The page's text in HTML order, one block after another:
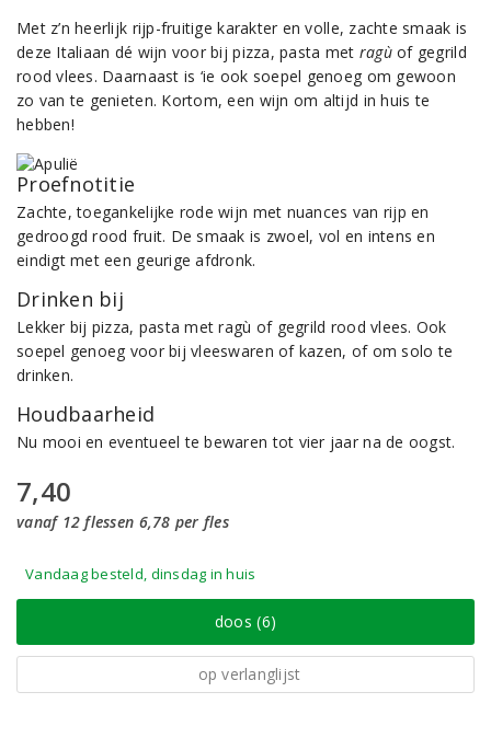
Met z’n heerlijk rijp-fruitige karakter en volle, zachte smaak is
deze Italiaan dé wijn voor bij pizza, pasta met ragùof gegrild
rood vlees. Daarnaast is ‘ie ook soepel genoeg om gewoon
zo van te genieten. Kortom, een wijn om altijd in huis te
hebben!
Proefnotitie
Zachte, toegankelijke rode wijn met nuances van rijp en
gedroogd rood fruit. De smaak is zwoel, vol en intens en
eindigt met een geurige afdronk.
Drinken bij
Lekker bij pizza, pasta met ragù of gegrild rood vlees. Ook
soepel genoeg voor bij vleeswaren of kazen, of om solo te
drinken.
Houdbaarheid
Nu mooi en eventueel te bewaren tot vier jaar na de oogst.
7,40
vanaf 12 flessen 6,78 per fles
Vandaag besteld, dinsdag in huis
doos (6)
op verlanglijst